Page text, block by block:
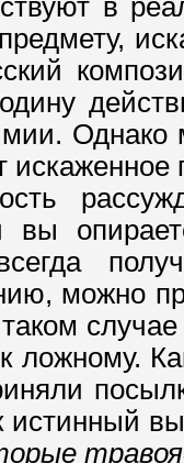
в
вы
можно
ложному.
истинный